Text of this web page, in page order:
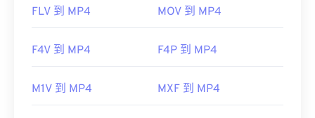
FLV 到 MP4 MOV 到 MP4
F4V 到 MP4 F4P 到 MP4
M1V 到 MP4 MXF 到 MP4